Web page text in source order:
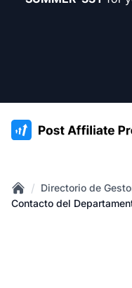
:site.title
Home
/ Directorio de
Contacto del